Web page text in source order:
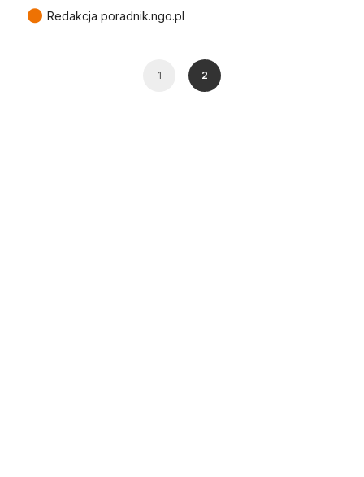
● Redakcja poradnik.ngo.pl
1 2